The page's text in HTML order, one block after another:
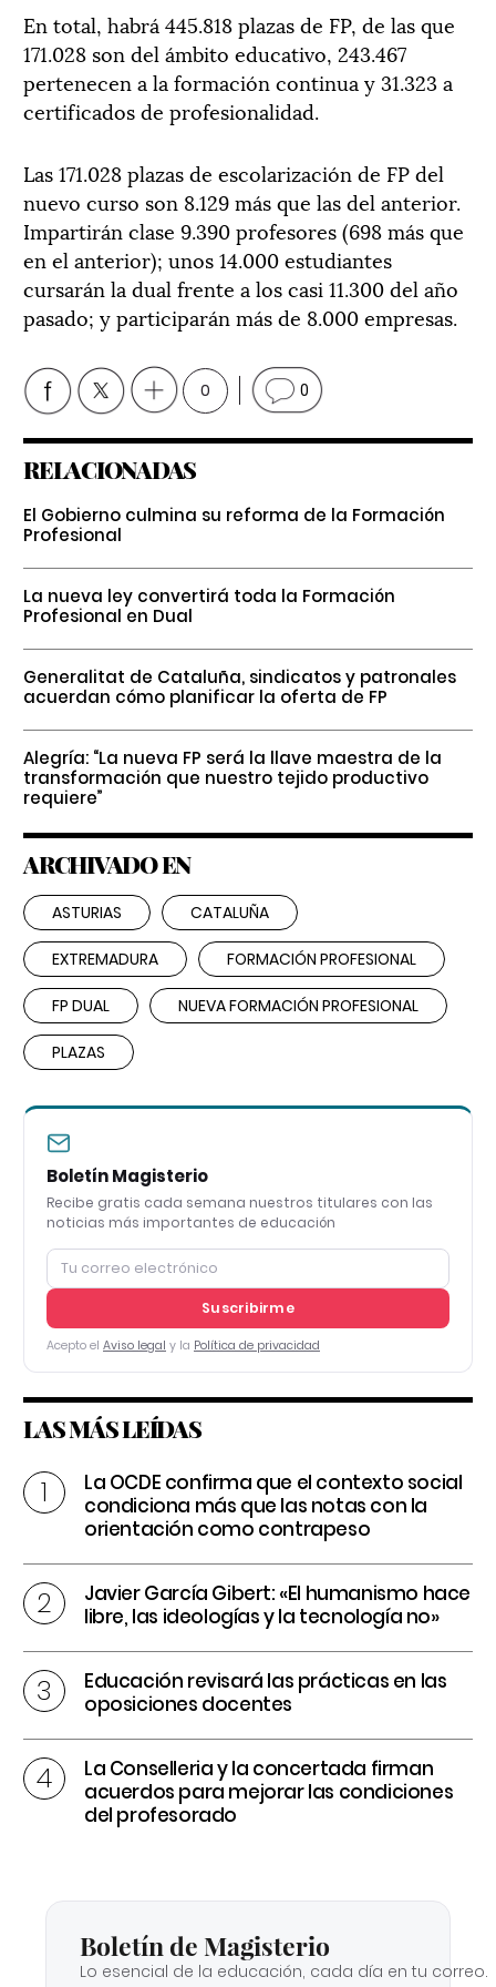
En total, habrá 445.818 plazas de FP, de las que
171.028 son del ámbito educativo, 243.467
pertenecen a la formación continua y 31.323 a
certificados de profesionalidad.
Las 171.028 plazas de escolarización de FP del
nuevo curso son 8.129 más que las del anterior.
Impartirán clase 9.390 profesores (698 más que
en el anterior); unos 14.000 estudiantes
cursarán la dual frente a los casi 11.300 del año
pasado; y participarán más de 8.000 empresas.
0 0
RELACIONADAS
El Gobierno culmina su reforma de la Formación
Profesional
La nueva ley convertirá toda la Formación
Profesional en Dual
Generalitat de Cataluña, sindicatos y patronales
acuerdan cómo planificar la oferta de FP
Alegría: “La nueva FP será la llave maestra de la
transformación que nuestro tejido productivo
requiere”
ARCHIVADO EN
ASTURIAS CATALUÑA
EXTREMADURA FORMACIÓN PROFESIONAL
FP DUAL NUEVA FORMACIÓN PROFESIONAL
PLAZAS
Boletín Magisterio
Recibe gratis cada semana nuestros titulares con las
noticias más importantes de educación
Suscribirme
Acepto el Aviso legal y la Política de privacidad
LAS MÁS LEÍDAS
La OCDE confirma que el contexto social
condiciona más que las notas con la
orientación como contrapeso
Javier García Gibert: «El humanismo hace
libre, las ideologías y la tecnología no»
Educación revisará las prácticas en las
oposiciones docentes
La Conselleria y la concertada firman
acuerdos para mejorar las condiciones
del profesorado
Boletín de Magisterio
Lo esencial de la educación, cada día en tu correo.